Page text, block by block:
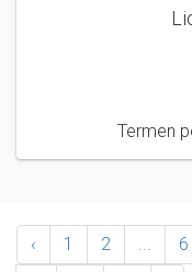
Termen
‹ 1 2 ... 6